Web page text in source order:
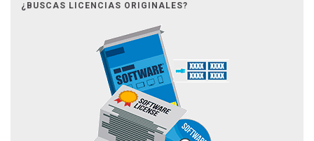
¿BUSCAS LICENCIAS ORIGINALES?